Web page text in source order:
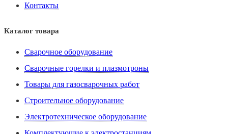
Контакты
Каталог товара
Сварочное оборудование
Сварочные горелки и плазмотроны
Товары для газосварочных работ
Строительное оборудование
Электротехническое оборудование